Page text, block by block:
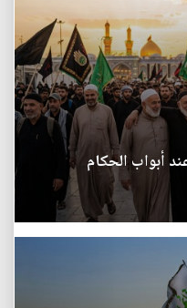
أبواب الحكام